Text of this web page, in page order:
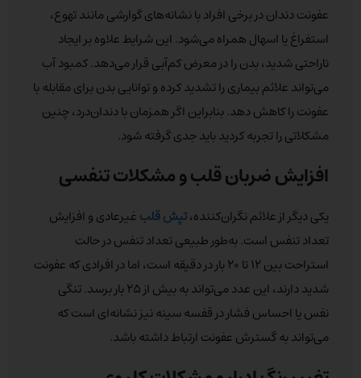
عفونت دندان در برخی افراد با نشانه‌های گوارشی مانند تهوع،
استفراغ یا اسهال همراه می‌شود. این شرایط علاوه بر ایجاد
ناراحتی شدید، بدن را در معرض کم‌آبی قرار می‌دهد. کمبود آب
می‌تواند علائم بیماری را تشدید کرده و توانایی بدن برای مقابله با
عفونت را کاهش دهد. بنابراین اگر همزمان با دندان‌درد، چنین
مشکلاتی را تجربه کردید باید جدی گرفته شود.
افزایش ضربان قلب و مشکلات تنفسی
یکی دیگر از علائم نگران‌کننده،تپش قلبغیرعادی و افزایش
تعداد تنفس است. به‌طور طبیعی تعداد تنفس در حالت
استراحت بین ۱۲ تا ۲۰ بار در دقیقه است، اما در افرادی که عفونت
شدید دارند، این عدد می‌تواند به بیش از ۲۵ بار برسد. تنگی
نفس یا احساس فشار در قفسه سینه نیز نشانه‌ای است که
می‌تواند به گسترش عفونت ارتباط داشته باشد.